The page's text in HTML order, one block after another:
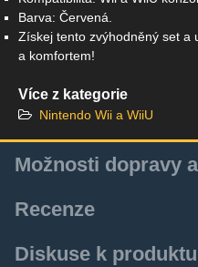
Barva: Červená.
Získej tento zvýhodněný set a
a komfortem!
Více z kategorie
Nintendo Wii a WiiU
Možnosti dopravy
Recenze
Diskuse k produktu